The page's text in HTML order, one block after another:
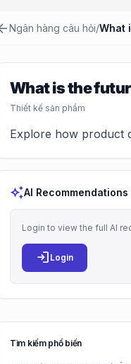
Ngân hàng câu hỏi/What
What is the
Thiết kế sản phẩm
Explore how product
auto_awesomeAI Recommendations
Login to view the full AI
login Login
Tìm kiếm phổ biến